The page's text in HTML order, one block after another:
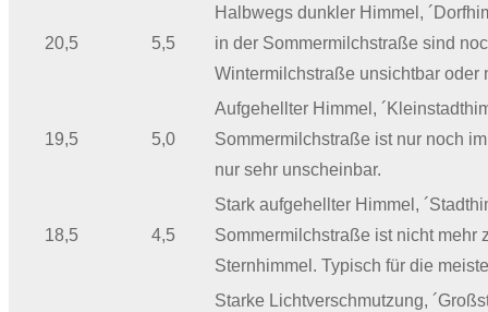
20,5 5,5
Halbwegs dunkler Himmel,
in der Sommermilchstraße sind
Wintermilchstraße unsichtbar oder
19,5 5,0
Aufgehellter Himmel,
Sommermilchstraße ist nur noch
nur sehr unscheinbar.
18,5 4,5
Stark aufgehellter Himmel,
Sommermilchstraße ist nicht mehr
Sternhimmel. Typisch für die
Starke Lichtverschmutzung,